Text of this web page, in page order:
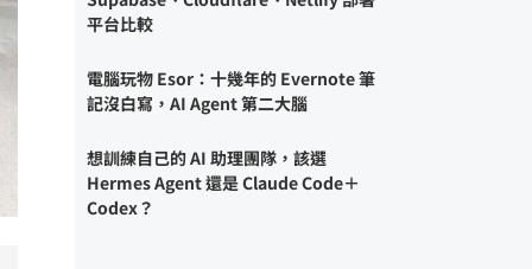
平台比較
電腦玩物 Esor：十幾年的 Evernote 筆
記沒白寫，AI Agent 第二大腦
想訓練自己的 AI 助理團隊，該選
Hermes Agent 還是 Claude Code＋
Codex？